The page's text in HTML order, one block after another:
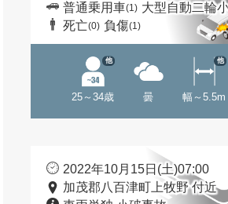
普通乗用車(1) 大型自動二輪
死亡(0) 負傷(1)
25～34歳
他
曇 幅～5.5m
他
2022年10月15日(土)07:00
加茂郡八百津町上牧野 付近